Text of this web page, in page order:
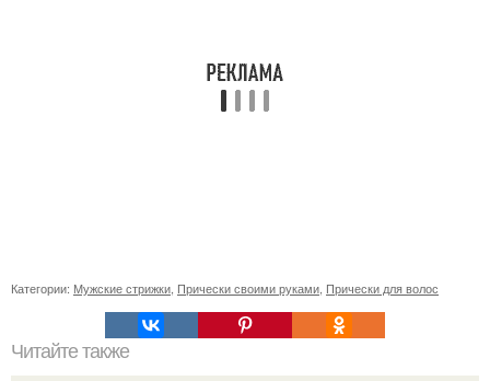
Категории: Мужские стрижки, Прически своими руками, Прически для волос
Читайте также